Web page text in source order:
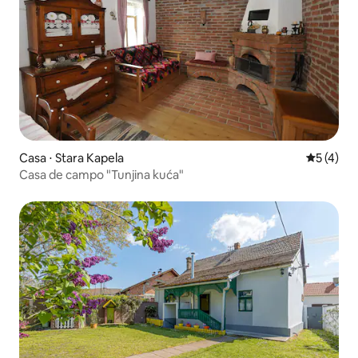
Casa ⋅ Stara Kapela 5 de
5 (4)
Casa de campo "Tunjina kuća"